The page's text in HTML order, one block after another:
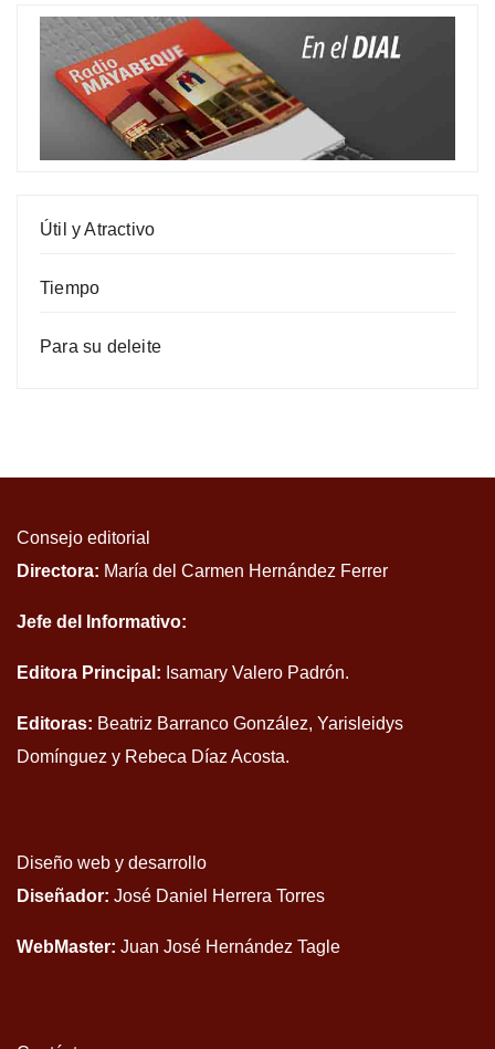
Útil y Atractivo
Tiempo
Para su deleite
Consejo editorial
Directora: María del Carmen Hernández Ferrer
Jefe del Informativo:
Editora Principal: Isamary Valero Padrón.
Editoras: Beatriz Barranco González, Yarisleidys
Domínguez y Rebeca Díaz Acosta.
Diseño web y desarrollo
Diseñador: José Daniel Herrera Torres
WebMaster: Juan José Hernández Tagle